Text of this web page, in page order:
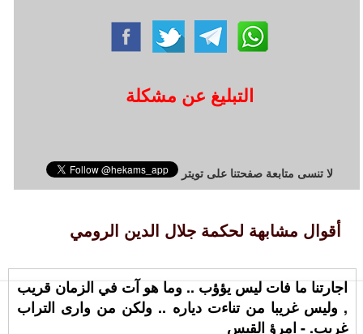
التبليغ عن مشكلة
لا تنسى متابعة صفحتنا على تويتر
أقوال مشابهة لحكمة جلال الدين الرومي
اجارتنا ما فات ليس يؤؤب .. وما هو آت في الزمان قريب
, وليس غريبا من تناءت دياره .. ولكن من وارى التراب
غريب. - امرؤ القيس